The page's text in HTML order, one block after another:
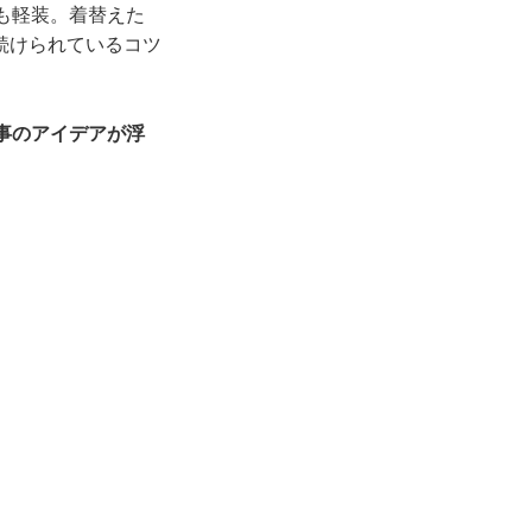
軽装。着替えた
けられているコツ
のアイデアが浮